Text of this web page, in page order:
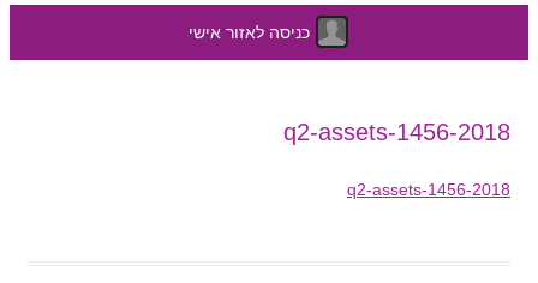
כניסה לאזור אישי
2018-q2-assets-1456
2018-q2-assets-1456